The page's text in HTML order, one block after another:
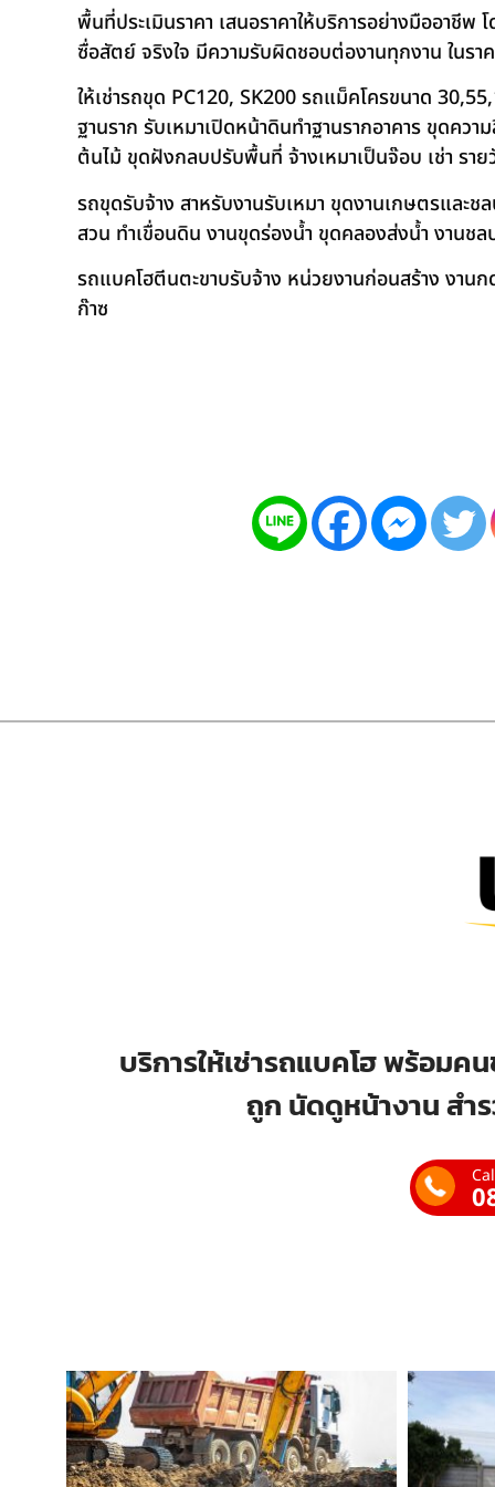
พื้นที่ประเมินราคา เสนอราคาให้บริการอย่างมืออาชี
ซื่อสัตย์ จริงใจ มีความรับผิดชอบต่องานทุกงาน ในรา
ให้เช่ารถขุด PC120, SK200 รถแม็คโครขนาด
ฐานราก รับเหมาเปิดหน้าดินทำฐานรากอาคาร ขุดค
ต้นไม้ ขุดฝังกลบปรับพื้นที่ จ้างเหมาเป็นจ๊อบ เช่า ราย
รถขุดรับจ้าง สาหรับงานรับเหมา ขุดงานเกษตรและ
สวน ทำเขื่อนดิน งานขุดร่องน้ำ ขุดคลองส่งน้ำ งานช
รถแบคโฮตีนตะขาบรับจ้าง หน่วยงานก่อนสร้าง งาน
ก๊าซ
บริการให้เช่ารถแบคโฮ พร้อมค
ถูก นัดดูหน้างาน สำ